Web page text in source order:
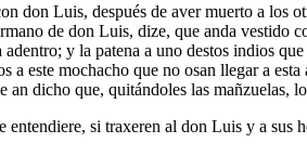
don Luis, después de aver muerto a los
de don Luis, dize, que anda vestido
y la patena a uno destos indios
a este mochacho que no osan llegar a
an dicho que, quitándoles las mañzuelas,
entendiere, si traxeren al don Luis y a sus